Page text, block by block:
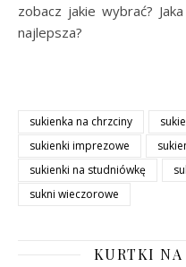
zobacz jakie wybrać?
najlepsza?
sukienka na chrzciny
sukienki imprezowe
sukienki na studniówkę
sukni wieczorowe
KURTKI NA